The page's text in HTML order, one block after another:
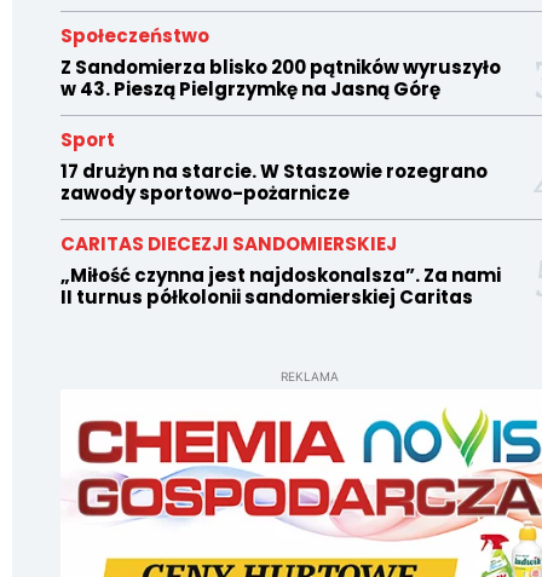
Społeczeństwo
Z Sandomierza blisko 200 pątników wyruszyło
w 43. Pieszą Pielgrzymkę na Jasną Górę
Sport
17 drużyn na starcie. W Staszowie rozegrano
zawody sportowo-pożarnicze
CARITAS DIECEZJI SANDOMIERSKIEJ
„Miłość czynna jest najdoskonalsza”. Za nami
II turnus półkolonii sandomierskiej Caritas
REKLAMA